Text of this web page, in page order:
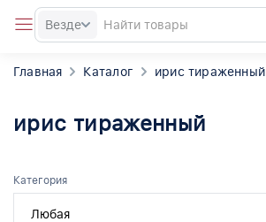
Везде
Главная Каталог ирис тираженный
ирис тираженный
Категория